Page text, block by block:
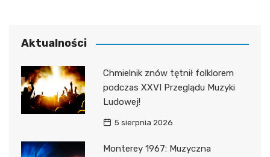
Aktualności
Chmielnik znów tętnił folklorem
podczas XXVI Przeglądu Muzyki
Ludowej!
5 sierpnia 2026
Monterey 1967: Muzyczna